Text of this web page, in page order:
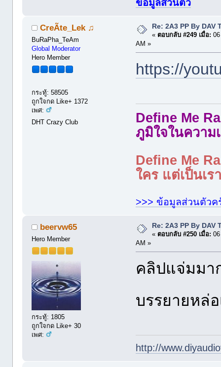
ข้อมูลส่วนตัว
CreÃte_Lek ♫
BuRaPha_TeAm
Global Moderator
Hero Member
กระทู้: 58505
ถูกใจกด Like+ 1372
เพศ:
DHT Crazy Club
Re: 2A3 PP By DAV
« ตอบกลับ #249 เมื่อ:
AM »
https://
Define Me
ภูมิใจในความ
Define Me
ใคร แต่เป็นเ
>>> ข้อมูลส่วนตัวค
beervw65
Hero Member
กระทู้: 1805
ถูกใจกด Like+ 30
เพศ:
Re: 2A3 PP By DAV
« ตอบกลับ #250 เมื่อ:
AM »
คลิปแจ่มมา
บรรยายหล่
http://